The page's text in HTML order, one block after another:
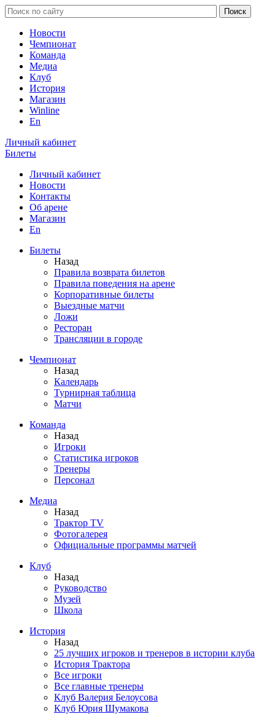
Новости
Чемпионат
Команда
Медиа
Клуб
История
Магазин
Winline
En
Личный кабинет
Билеты
Личный кабинет
Новости
Контакты
Об арене
Магазин
En
Билеты
Назад
Правила возврата билетов
Правила поведения на арене
Корпоративные билеты
Выездные матчи
Ложи
Ресторан
Трансляции в городе
Чемпионат
Назад
Календарь
Турнирная таблица
Матчи
Команда
Назад
Игроки
Статистика игроков
Тренеры
Персонал
Медиа
Назад
Трактор TV
Фотогалерея
Официальные программы матчей
Клуб
Назад
Руководство
Музей
Школа
История
Назад
25 лучших игроков и тренеров в истории клуба
История Трактора
Все игроки
Все главные тренеры
Клуб Валерия Белоусова
Клуб Юрия Шумакова